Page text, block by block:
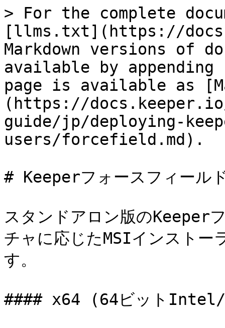
> For the complete
[llms.txt](https://
Markdown versions of
available by
page is available as
(https://
guide/jp/deploying-
users/forcefield.md).
# Keeperフォースフィール
スタンドアロン版のKeeper
チャに応じたMSIインストー
す。
#### x64 (64ビットIntel/